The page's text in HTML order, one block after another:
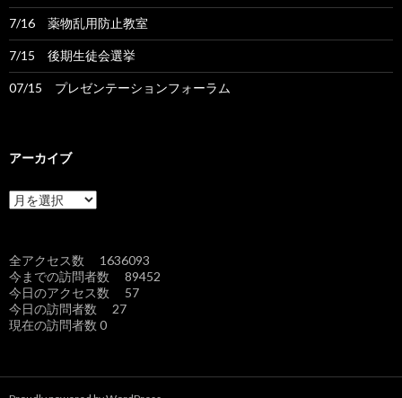
7/16 薬物乱用防止教室
7/15 後期生徒会選挙
07/15 プレゼンテーションフォーラム
アーカイブ
ア
ー
ブ
全アクセス数 1636093
今までの訪問者数 89452
今日のアクセス数 57
今日の訪問者数 27
現在の訪問者数 0